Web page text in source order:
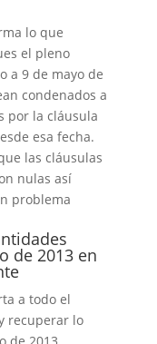
lo que
el pleno
a 9 de mayo de
condenados a
por la cláusula
esa fecha.
las cláusulas
nulas así
problema
de 2013 en
a todo el
recuperar lo
de 2013.